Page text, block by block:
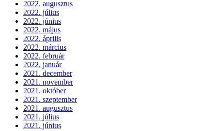
2022. augusztus
2022. július
2022. június
2022. május
2022. április
2022. március
2022. február
2022. január
2021. december
2021. november
2021. október
2021. szeptember
2021. augusztus
2021. július
2021. június